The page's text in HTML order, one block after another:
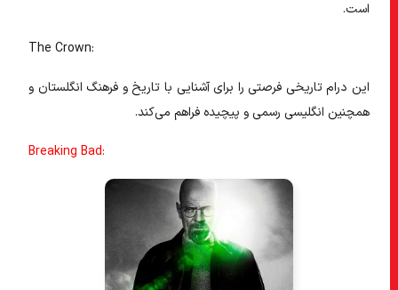
است.
The Crown:
این درام تاریخی فرصتی را برای آشنایی با تاریخ و فرهنگ انگلستان و
همچنین انگلیسی رسمی و پیچیده فراهم می‌کند.
Breaking Bad: